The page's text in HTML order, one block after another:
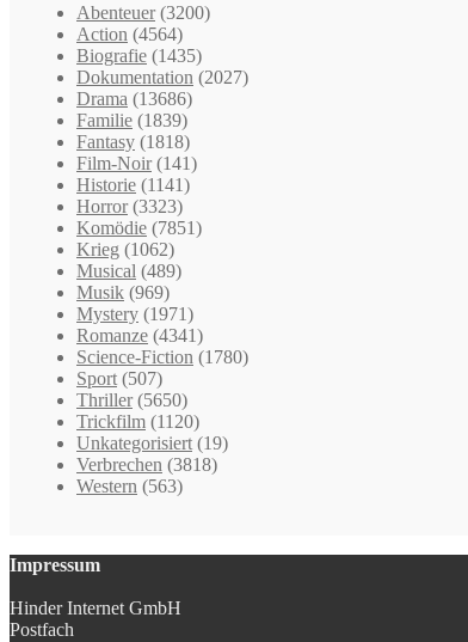
Abenteuer (3200)
Action (4564)
Biografie (1435)
Dokumentation (2027)
Drama (13686)
Familie (1839)
Fantasy (1818)
Film-Noir (141)
Historie (1141)
Horror (3323)
Komödie (7851)
Krieg (1062)
Musical (489)
Musik (969)
Mystery (1971)
Romanze (4341)
Science-Fiction (1780)
Sport (507)
Thriller (5650)
Trickfilm (1120)
Unkategorisiert (19)
Verbrechen (3818)
Western (563)
Impressum
Hinder Internet GmbH
Postfach